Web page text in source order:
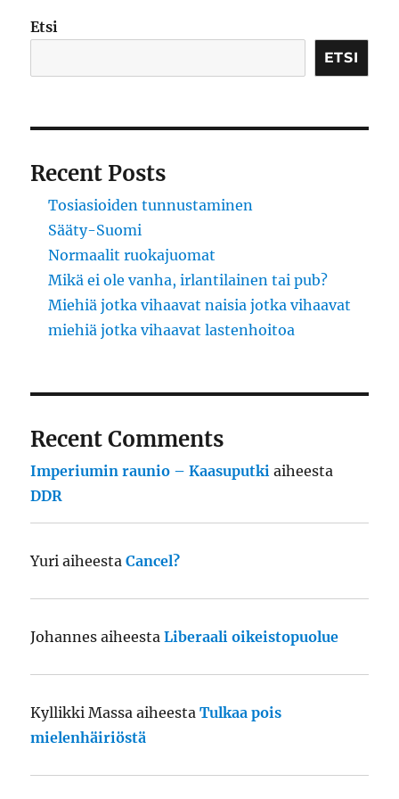
Etsi
ETSI
Recent Posts
Tosiasioiden tunnustaminen
Sääty-Suomi
Normaalit ruokajuomat
Mikä ei ole vanha, irlantilainen tai pub?
Miehiä jotka vihaavat naisia jotka vihaavat
miehiä jotka vihaavat lastenhoitoa
Recent Comments
Imperiumin raunio – Kaasuputki aiheesta
DDR
Yuri aiheestaCancel?
Johannes aiheestaLiberaali oikeistopuolue
Kyllikki Massa aiheestaTulkaa pois
mielenhäiriöstä